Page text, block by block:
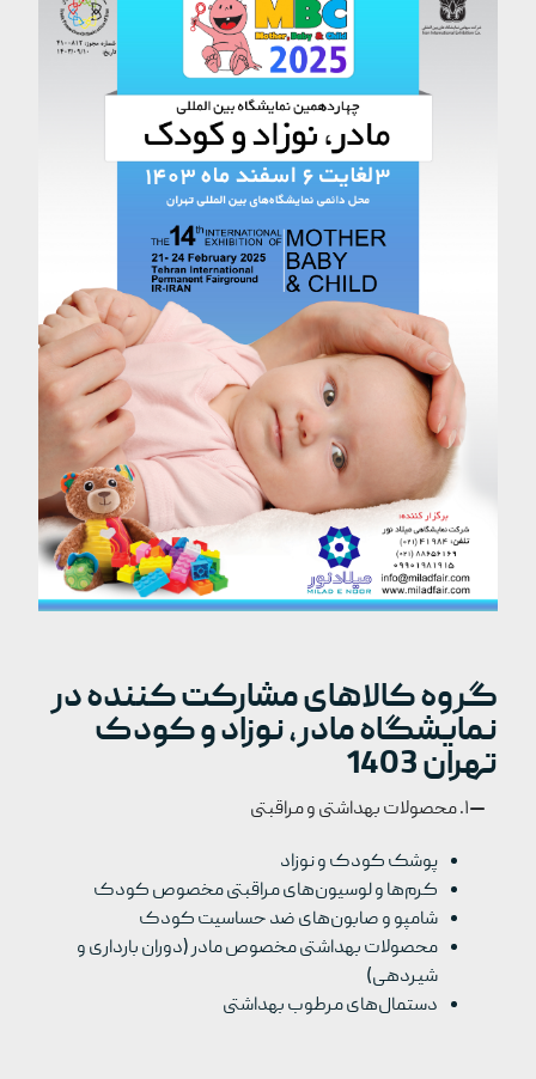
گروه کالاهای مشارکت کننده در
نمایشگاه مادر، نوزاد و کودک
تهران 1403
۱. محصولات بهداشتی و مراقبتی
پوشک کودک و نوزاد
کرم‌ها و لوسیون‌های مراقبتی مخصوص کودک
شامپو و صابون‌های ضد حساسیت کودک
محصولات بهداشتی مخصوص مادر (دوران بارداری و
شیردهی)
دستمال‌های مرطوب بهداشتی